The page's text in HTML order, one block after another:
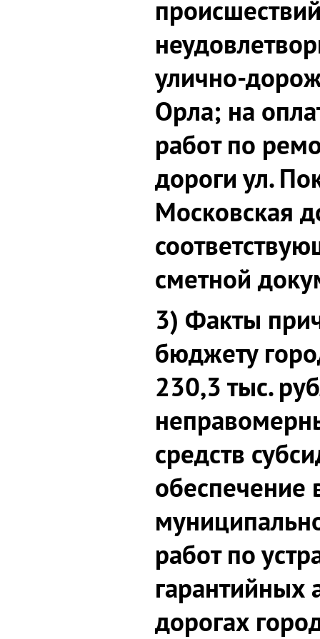
улично-
Орла; на
работ по
дороги ул.
Московская
сметной
3) Факты
бюджету
230,3 тыс.
средств
обеспечение
работ по
гарантийных
дорогах